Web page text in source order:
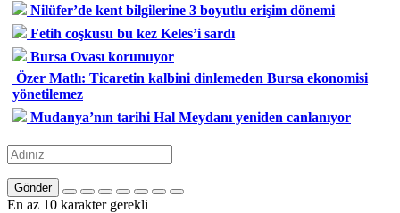
Nilüfer’de kent bilgilerine 3 boyutlu erişim dönemi
Fetih coşkusu bu kez Keles’i sardı
Bursa Ovası korunuyor
Özer Matlı: Ticaretin kalbini dinlemeden Bursa ekonomisi
yönetilemez
Mudanya’nın tarihi Hal Meydanı yeniden canlanıyor
Gönder
En az 10 karakter gerekli